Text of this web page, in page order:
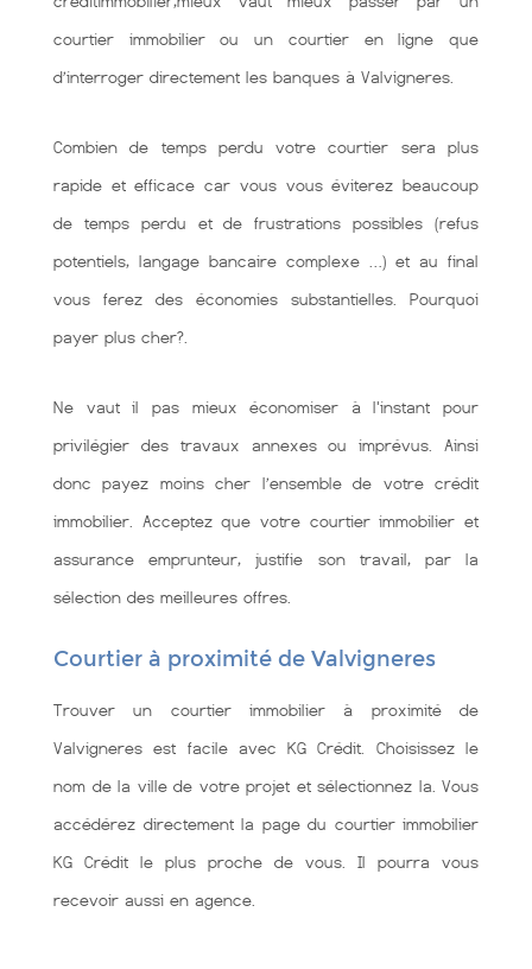
courtier immobilier ou un courtier en ligne que
d’interroger directement les banques à Valvigneres.
Combien de temps perdu votre courtier sera plus
rapide et efficace car vous vous éviterez beaucoup
de temps perdu et de frustrations possibles (refus
potentiels, langage bancaire complexe …) et au final
vous ferez des économies substantielles. Pourquoi
payer plus cher?.
Ne vaut il pas mieux économiser à l'instant pour
privilégier des travaux annexes ou imprévus. Ainsi
donc payez moins cher l’ensemble de votre crédit
immobilier. Acceptez que votre courtier immobilier et
assurance emprunteur, justifie son travail, par la
sélection des meilleures offres.
Courtier à proximité de Valvigneres
Trouver un courtier immobilier à proximité de
Valvigneres est facile avec KG Crédit. Choisissez le
nom de la ville de votre projet et sélectionnez la. Vous
accédérez directement la page du courtier immobilier
KG Crédit le plus proche de vous. Il pourra vous
recevoir aussi en agence.